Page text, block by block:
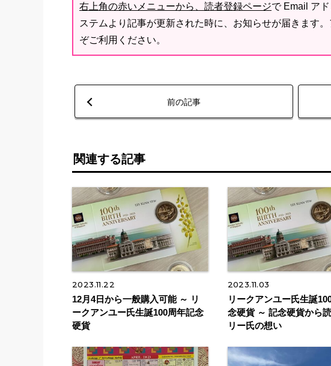
右上角の赤いメニューから、読者登録ページで Email ア
ステムより記事が更新された時に、お知らせが届きます
ぞご利用ください。
前の記事
関連する記事
2023.11.22
12月4日から一般購入可能 ～ リ
ークアンユー氏生誕100周年記念
硬貨
2023.11.03
リークアンユー氏生誕
念硬貨 ～ 記念硬貨から
リー氏の想い